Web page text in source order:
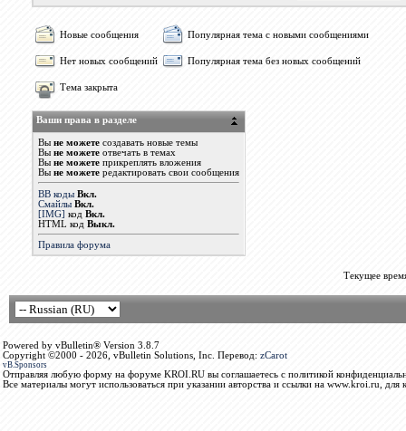
Новые сообщения Популярная тема с новыми сообщениями
Нет новых сообщений Популярная тема без новых сообщений
Тема закрыта
Ваши права в разделе
Вы не можетесоздавать новые темы
Вы не можетеотвечать в темах
Вы не можетеприкреплять вложения
Вы не можетередактировать свои сообщения
BB коды Вкл.
Смайлы Вкл.
[IMG] код Вкл.
HTML код Выкл.
Правила форума
Текущее
Powered by vBulletin® Version 3.8.7
Copyright ©2000 - 2026, vBulletin Solutions, Inc. Перевод: zCarot
vB.Sponsors
Отправляя любую форму на форуме KROI.RU вы соглашаетесь с политикой
Все материалы могут использоваться при указании авторства и ссылки на www.kroi.ru, для